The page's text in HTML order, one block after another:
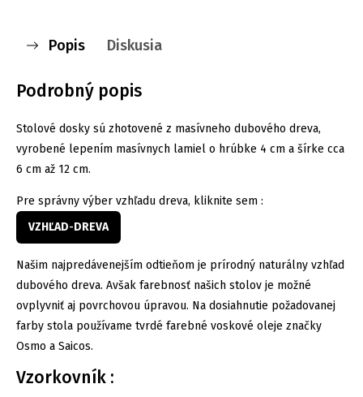
Popis Diskusia
Podrobný popis
Stolové dosky sú zhotovené z masívneho dubového dreva,
vyrobené lepením masívnych lamiel o hrúbke 4 cm a šírke cca
6 cm až 12 cm.
Pre správny výber vzhľadu dreva, kliknite sem :
VZHĽAD-DREVA
Našim najpredávenejším odtieňom je prírodný naturálny vzhľad
dubového dreva. Avšak farebnosť našich stolov je možné
ovplyvniť aj povrchovou úpravou. Na dosiahnutie požadovanej
farby stola používame tvrdé farebné voskové oleje značky
Osmo a Saicos.
Vzorkovník :